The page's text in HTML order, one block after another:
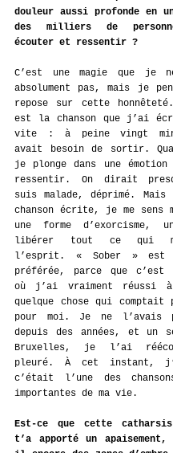
douleur aussi profonde en
des milliers de
écouter et ressentir ?
C’est une magie que je
absolument pas, mais je
repose sur cette
est la chanson que j’ai
vite : à peine vingt
avait besoin de sortir.
je plonge dans une
ressentir. On dirait
suis malade, déprimé.
chanson écrite, je me sens
une forme d’exorcisme,
libérer tout ce qui
l’esprit. « Sober » est
préférée, parce que c’est
où j’ai vraiment réussi
quelque chose qui comptait
pour moi. Je ne l’avais
depuis des années, et un
Bruxelles, je l’ai
pleuré. À cet instant,
c’était l’une des
importantes de ma vie.
Est-ce que cette
t’a apporté un